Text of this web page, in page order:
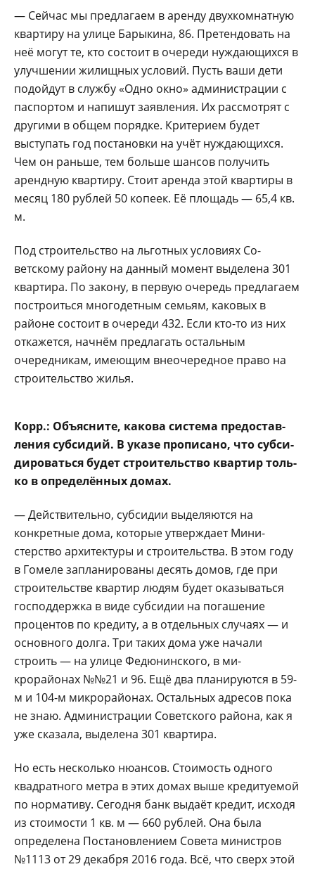
— Сейчас мы предла­гаем в аренду двухком­натную
квартиру на ули­це Барыкина, 86. Пре­тендовать на
неё могут те, кто состоит в очере­ди нуждающихся в
улуч­шении жилищных усло­вий. Пусть ваши дети
по­дойдут в службу «Одно окно» администрации с
паспортом и напишут за­явления. Их рассмотрят с
другими в общем по­рядке. Критерием будет
выступать год постанов­ки на учёт нуждающих­ся.
Чем он раньше, тем больше шансов получить
арендную квартиру. Сто­ит аренда этой квартиры в
месяц 180 рублей 50 ко­пеек. Её площадь — 65,4 кв.
м.
Под строительство на льготных условиях Со­
ветскому району на дан­ный момент выделена 301
квартира. По закону, в первую очередь пред­лагаем
построиться мно­годетным семьям, како­вых в
районе состоит в очереди 432. Если кто-то из них
откажется, нач­нём предлагать осталь­ным
очередникам, имею­щим внеочередное право на
строительство жилья.
Корр.: Объясните, ка­кова система предостав­
ления субсидий. В ука­зе прописано, что субси­
дироваться будет стро­ительство квартир толь­
ко в определённых до­мах.
— Действительно, субсидии выделяются на
конкретные дома, кото­рые утверждает Мини­
стерство архитектуры и строительства. В этом го­ду
в Гомеле запланирова­ны десять домов, где при
строительстве квартир людям будет оказывать­ся
господдержка в ви­де субсидии на погаше­ние
процентов по креди­ту, а в отдельных случа­ях — и
основного долга. Три таких дома уже на­чали
строить — на ули­це Федюнинского, в ми­
крорайонах №№21 и 96. Ещё два планируются в 59-
м и 104-м микрорайонах. Остальных адресов пока
не знаю. Админи­страции Советского рай­она, как я
уже сказала, выделена 301 квартира.
Но есть несколько ню­ансов. Стоимость одно­го
квадратного метра в этих домах выше креди­туемой
по нормативу. Се­годня банк выдаёт кре­дит, исходя
из стоимо­сти 1 кв. м — 660 рублей. Она была
определена По­становлением Совета ми­нистров
№1113 от 29 де­кабря 2016 года. Всё, что сверх этой